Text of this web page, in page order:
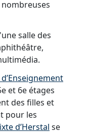
salle des
et 6e étages
des filles et
pour les
d’Herstal se